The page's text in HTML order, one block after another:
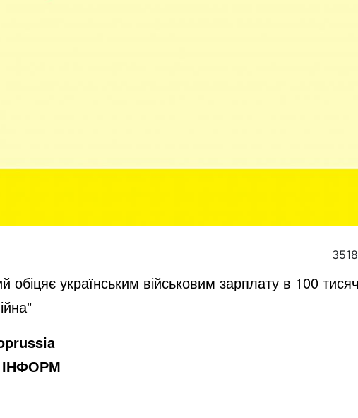
обіцяє українським військовим зарплату в 100
ІНФОРМ